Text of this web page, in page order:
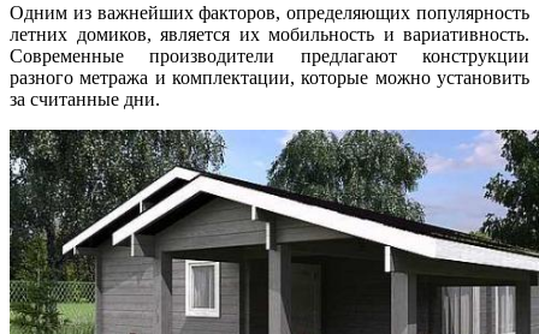
Одним из важнейших факторов, определяющих популярность
летних домиков, является их мобильность и вариативность.
Современные производители предлагают конструкции
разного метража и комплектации, которые можно установить
за считанные дни.